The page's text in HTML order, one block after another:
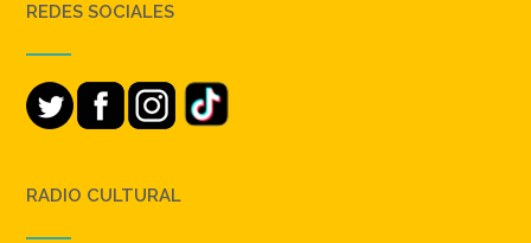
REDES SOCIALES
RADIO CULTURAL